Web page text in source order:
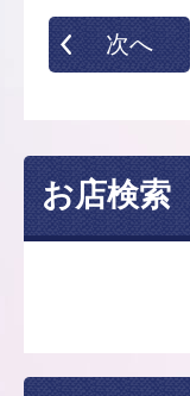
次へ
お店検索